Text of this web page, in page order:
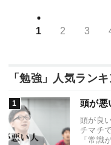
1 2 3
「勉強」人気ラン
頭が悪
頭が良
チマチ
「常識